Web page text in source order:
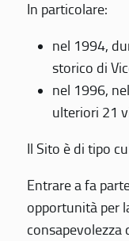
In particolare:
nel 1994,
storico di
nel 1996,
ulteriori 21
Il Sito è di tipo
Entrare a fa
opportunità per